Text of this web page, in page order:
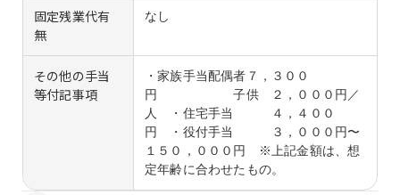
固定残業代有
無
なし
その他の手当
等付記事項
・家族手当配偶者７，３００
円 子供 ２，０００円／
人 ・住宅手当 ４，４００
円 ・役付手当 ３，０００円〜
１５０，０００円 ※上記金額は、想
定年齢に合わせたもの。